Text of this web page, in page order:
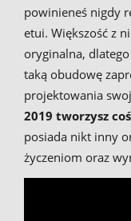
powinieneś nigdy
etui. Większość z
oryginalna,
taką obudowę
projektowania
2019 tworzysz
posiada nikt inny
życzeniom oraz